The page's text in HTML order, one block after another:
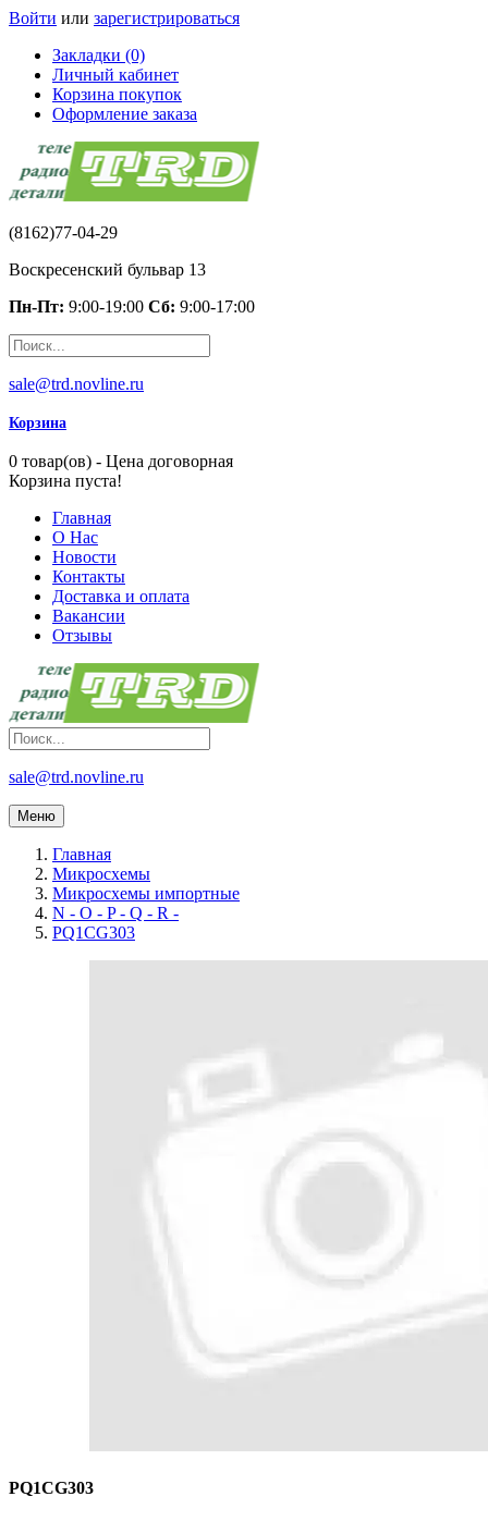
Войти или зарегистрироваться
Закладки (0)
Личный кабинет
Корзина покупок
Оформление заказа
(8162)77-04-29
Воскресенский бульвар 13
Пн-Пт: 9:00-19:00 Сб: 9:00-17:00
sale@trd.novline.ru
Корзина
0 товар(ов) - Цена договорная
Корзина пуста!
Главная
О Нас
Новости
Контакты
Доставка и оплата
Вакансии
Отзывы
sale@trd.novline.ru
Меню
Главная
Микросхемы
Микросхемы импортные
N - O - P - Q - R -
PQ1CG303
PQ1CG303